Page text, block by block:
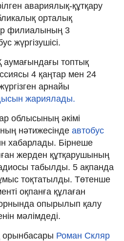
авариялық-құтқару
орталық
филиалының 3
жүргізушісі.
топтық
4 қаңтар мен 24
арнайы
жариялады.
облысының әкімі
нәтижесінде автобус
хабарлады. Бірнеше
жерден құтқарушының
табылды. 5 ақпанда
тоқтатылды. Төтенше
оқпанға құлаған
орнында опырылып қалу
мәлімдеді.
орынбасары Роман Скляр